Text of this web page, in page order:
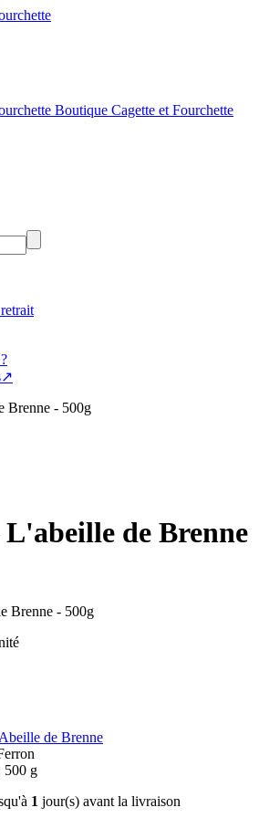
Boutique Cagette et Fourchette
Brenne - 500g
de Brenne
de Brenne
500 g
1 jour(s) avant la livraison